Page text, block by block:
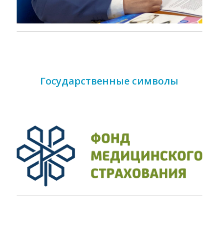
Государственные символы